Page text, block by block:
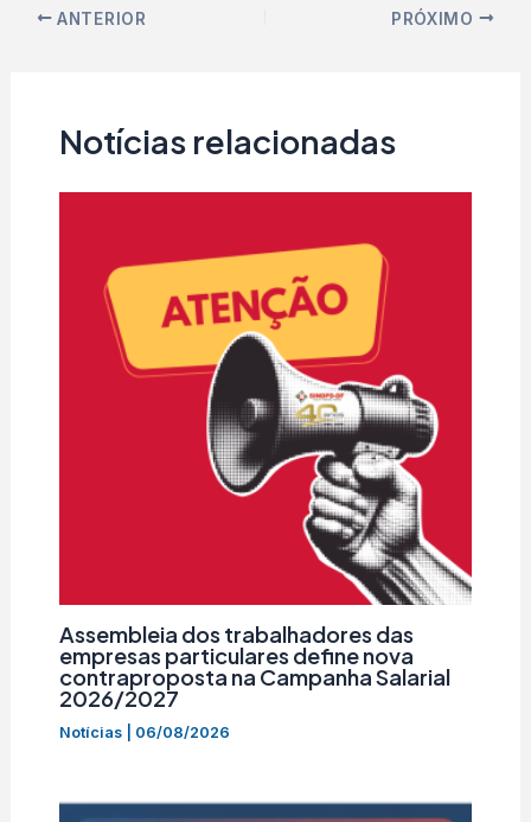
ANTERIOR PRÓXIMO
Notícias relacionadas
Assembleia dos trabalhadores das
empresas particulares define nova
contraproposta na Campanha Salarial
2026/2027
Notícias| 06/08/2026